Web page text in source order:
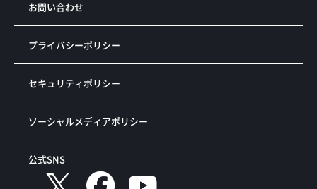
お問い合わせ
プライバシーポリシー
セキュリティポリシー
ソーシャルメディアポリシー
公式SNS